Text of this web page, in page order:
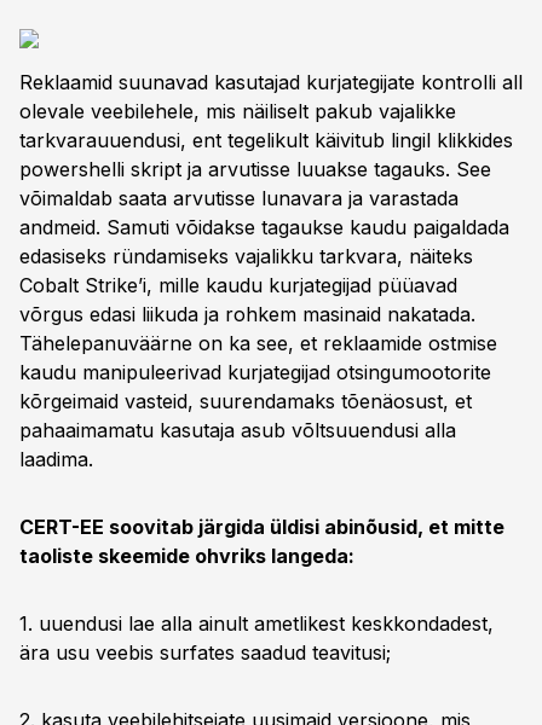
Reklaamid suunavad kasutajad kurjategijate kontrolli all
olevale veebilehele, mis näiliselt pakub vajalikke
tarkvarauuendusi, ent tegelikult käivitub lingil klikkides
powershelli skript ja arvutisse luuakse tagauks. See
võimaldab saata arvutisse lunavara ja varastada
andmeid. Samuti võidakse tagaukse kaudu paigaldada
edasiseks ründamiseks vajalikku tarkvara, näiteks
Cobalt Strike’i, mille kaudu kurjategijad püüavad
võrgus edasi liikuda ja rohkem masinaid nakatada.
Tähelepanuväärne on ka see, et reklaamide ostmise
kaudu manipuleerivad kurjategijad otsingumootorite
kõrgeimaid vasteid, suurendamaks tõenäosust, et
pahaaimamatu kasutaja asub võltsuuendusi alla
laadima.
CERT-EE soovitab järgida üldisi abinõusid, et mitte
taoliste skeemide ohvriks langeda:
1. uuendusi lae alla ainult ametlikest keskkondadest,
ära usu veebis surfates saadud teavitusi;
2. kasuta veebilehitsejate uusimaid versioone, mis